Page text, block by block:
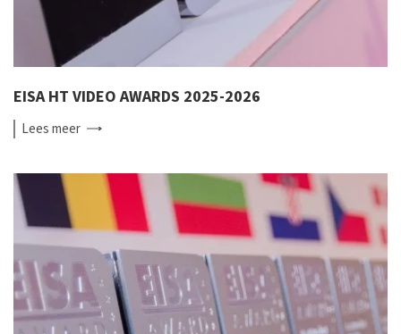
EISA HT VIDEO AWARDS 2025-2026
Leesmeer